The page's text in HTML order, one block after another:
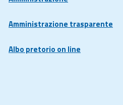
Amministrazione trasparente
Albo pretorio on line